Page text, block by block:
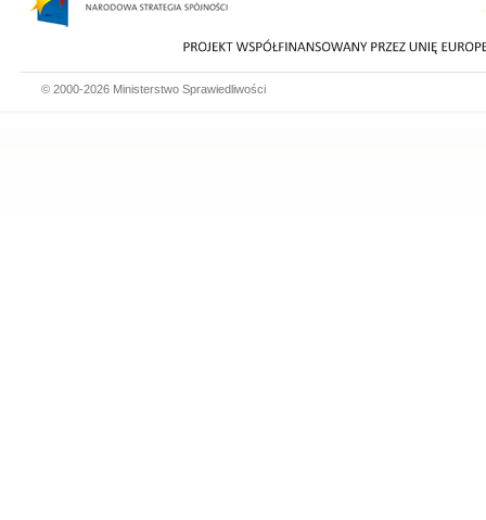
© 2000-2026 Ministerstwo Sprawiedliwości